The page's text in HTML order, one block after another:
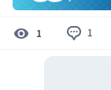
1 1